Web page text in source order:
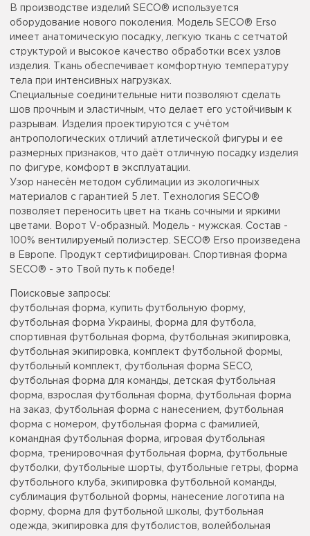
В производстве изделий SECO® используется
оборудование нового поколения. Модель SECO® Erso
имеет анатомическую посадку, легкую ткань с сетчатой
структурой и высокое качество обработки всех узлов
изделия. Ткань обеспечивает комфортную температуру
тела при интенсивных нагрузках.
Специальные соединительные нити позволяют сделать
шов прочным и эластичным, что делает его устойчивым к
разрывам. Изделия проектируются с учётом
антропологических отличий атлетической фигуры и ее
размерных признаков, что даёт отличную посадку изделия
по фигуре, комфорт в эксплуатации.
Узор нанесён методом сублимации из экологичных
материалов с гарантией 5 лет. Технология SECO®
позволяет переносить цвет на ткань сочными и яркими
цветами. Ворот V-образный. Модель - мужская. Состав -
100% вентилируемый полиэстер. SECO® Erso произведена
в Европе. Продукт сертифицирован. Спортивная форма
SECO® - это Твой путь к победе!
Поисковые запросы:
футбольная форма, купить футбольную форму,
футбольная форма Украины, форма для футбола,
спортивная футбольная форма, футбольная экипировка,
футбольная экипировка, комплект футбольной формы,
футбольный комплект, футбольная форма SECO,
футбольная форма для команды, детская футбольная
форма, взрослая футбольная форма, футбольная форма
на заказ, футбольная форма с нанесением, футбольная
форма с номером, футбольная форма с фамилией,
командная футбольная форма, игровая футбольная
форма, тренировочная футбольная форма, футбольные
футболки, футбольные шорты, футбольные гетры, форма
футбольного клуба, экипировка футбольной команды,
сублимация футбольной формы, нанесение логотипа на
форму, форма для футбольной школы, футбольная
одежда, экипировка для футболистов, волейбольная